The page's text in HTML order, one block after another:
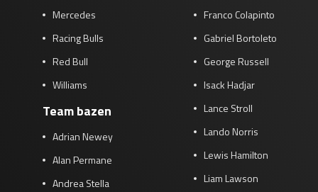
Mercedes
Racing Bulls
Red Bull
Williams
Team bazen
Adrian Newey
Alan Permane
Andrea Stella
Franco Colapinto
Gabriel Bortoleto
George Russell
Isack Hadjar
Lance Stroll
Lando Norris
Lewis Hamilton
Liam Lawson